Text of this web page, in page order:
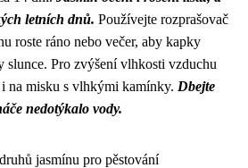
letních dnů. Používejte rozprašovač
roste ráno nebo večer, aby kapky
slunce. Pro zvýšení vlhkosti vzduchu
na misku s vlhkými kamínky. Dbejte
nedotýkalo vody.
jasmínu pro pěstování